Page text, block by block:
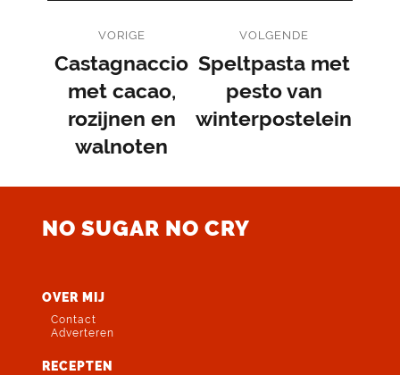
navigatie
VORIGE
Vorig
bericht:
Castagnaccio
met cacao,
rozijnen en
walnoten
VOLGENDE
Volgend
bericht:
Speltpasta met
pesto van
winterpostelein
NO SUGAR NO CRY
OVER MIJ
Contact
Adverteren
RECEPTEN